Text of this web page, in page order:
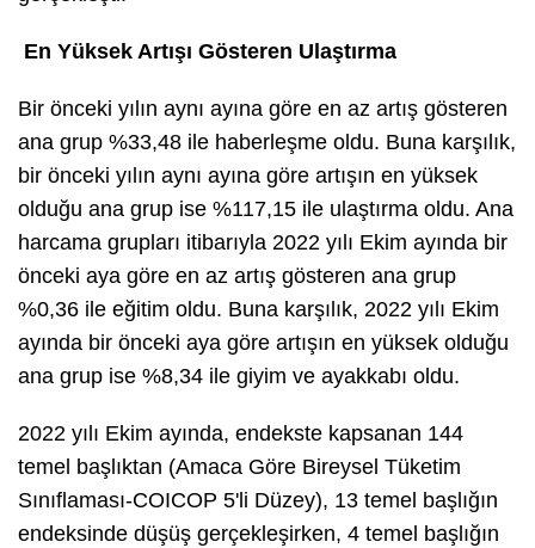
En Yüksek Artışı Gösteren Ulaştırma
Bir önceki yılın aynı ayına göre en az artış gösteren
ana grup %33,48 ile haberleşme oldu. Buna karşılık,
bir önceki yılın aynı ayına göre artışın en yüksek
olduğu ana grup ise %117,15 ile ulaştırma oldu. Ana
harcama grupları itibarıyla 2022 yılı Ekim ayında bir
önceki aya göre en az artış gösteren ana grup
%0,36 ile eğitim oldu. Buna karşılık, 2022 yılı Ekim
ayında bir önceki aya göre artışın en yüksek olduğu
ana grup ise %8,34 ile giyim ve ayakkabı oldu.
2022 yılı Ekim ayında, endekste kapsanan 144
temel başlıktan (Amaca Göre Bireysel Tüketim
Sınıflaması-COICOP 5'li Düzey), 13 temel başlığın
endeksinde düşüş gerçekleşirken, 4 temel başlığın